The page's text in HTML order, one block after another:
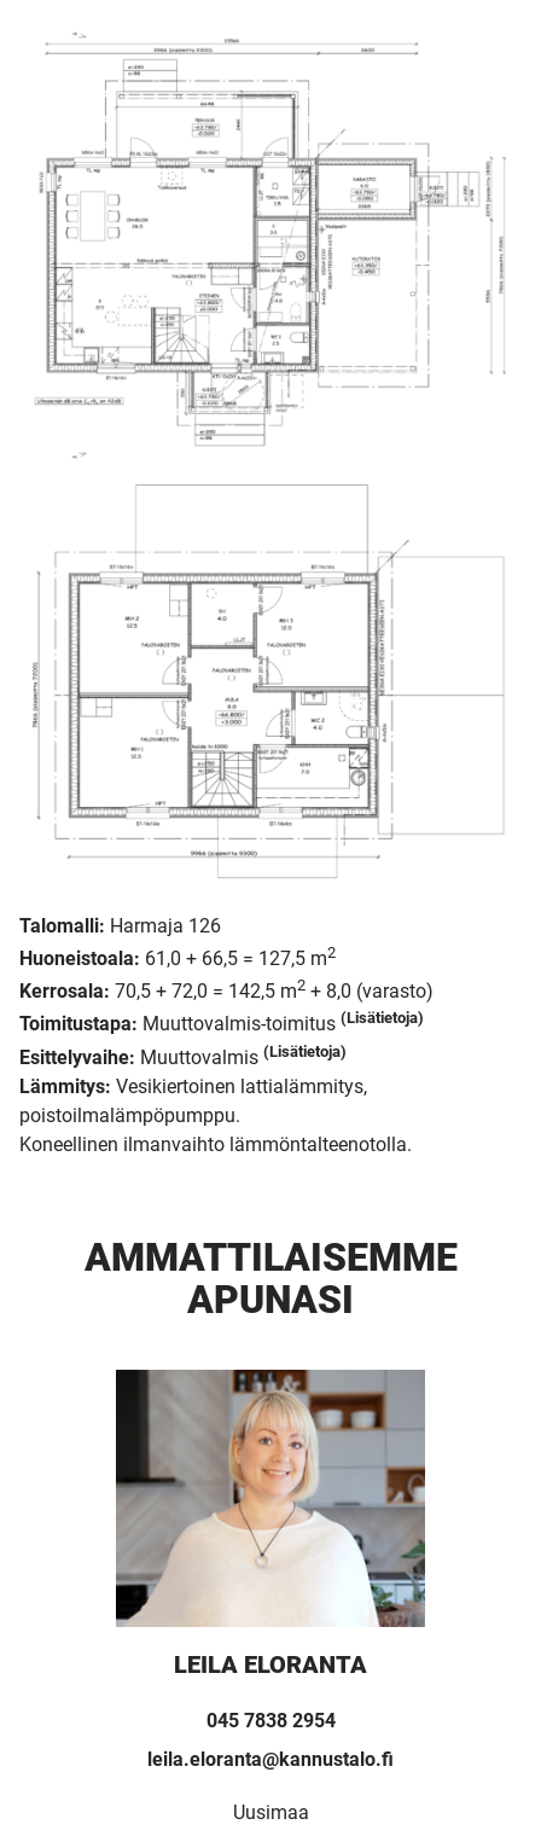
Talomalli: Harmaja 126
Huoneistoala: 61,0 + 66,5 = 127,5 m2
Kerrosala: 70,5 + 72,0 = 142,5 m2 + 8,0 (varasto)
Toimitustapa: Muuttovalmis-toimitus (Lisätietoja)
Esittelyvaihe: Muuttovalmis (Lisätietoja)
Lämmitys: Vesikiertoinen lattialämmitys,
poistoilmalämpöpumppu.
Koneellinen ilmanvaihto lämmöntalteenotolla.
AMMATTI­LAISEMME
APUNASI
LEILA ELORANTA
045 7838 2954
leila.eloranta@kannustalo.fi
Uusimaa
UUSI